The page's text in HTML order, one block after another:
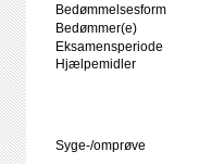
Bedømmelsesform
Bedømmer(e)
Eksamensperiode
Hjælpemidler
Syge-/omprøve